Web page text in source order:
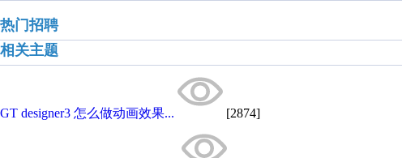
热门招聘
相关主题
GT designer3 怎么做动画效果... [2874]